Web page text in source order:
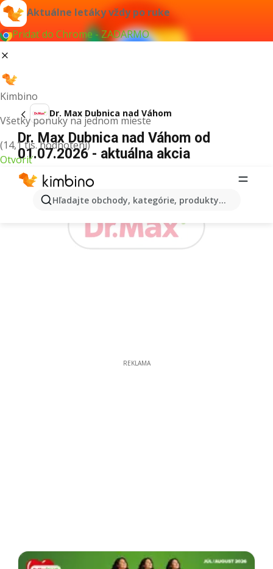
Aktuálne letáky vždy po ruke
Pridať do Chrome - ZADARMO
Kimbino
Všetky ponuky na jednom mieste
(14,1 tis. hodnotení)
Otvoriť
Hľadajte obchody, kategórie, produkty...
Dr. Max Dubnica nad Váhom
Dr. Max Dubnica nad Váhom od
01.07.2026 - aktuálna akcia
REKLAMA